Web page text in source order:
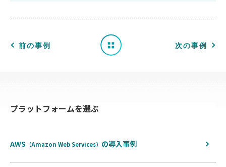
前の事例
例
一 次の事例
プラットフォームを選ぶ
AWS （Amazon Web Services） の導入事例